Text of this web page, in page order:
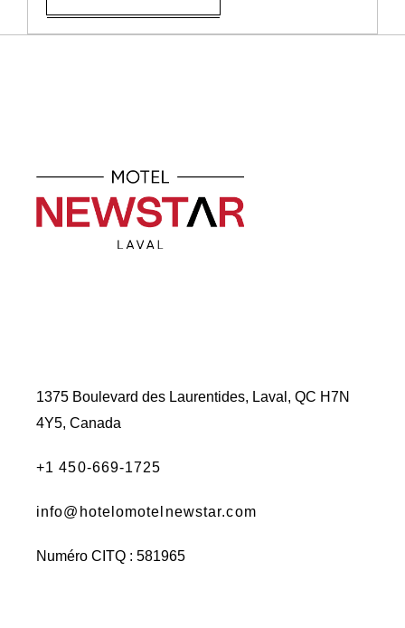
1375 Boulevard des Laurentides, Laval, QC H7N
4Y5, Canada
+1 450-669-1725
info@hotelomotelnewstar.com
Numéro CITQ : 581965